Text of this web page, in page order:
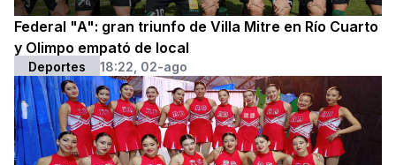
Federal "A": gran triunfo de Villa Mitre en Río Cuarto
y Olimpo empató de local
Deportes 18:22, 02-ago